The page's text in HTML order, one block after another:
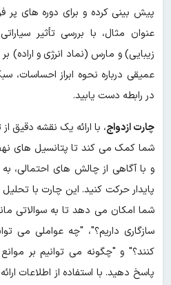
پیش بینی کرده و برای دوره های پر
عنوان مثال، با بررسی تأثیر
زیبایی) و مارس (نماد انرژی و اراده)
عمیقی درباره نحوه ابراز
در رابطه دست یابید.
چارت ازدواج، با ارائه یک نقشه دقیق
شما کمک می کند تا پتانسیل های
و با آگاهی از چالش های احتمالی،
پایدار حرکت کنید. این چارت با تحلیل
شما امکان می دهد تا به سوالاتی
سازگاری داریم؟"، "چه عواملی می
کنند؟" و "چگونه می توانیم بر
پاسخ دهید. با استفاده از اطلاعات